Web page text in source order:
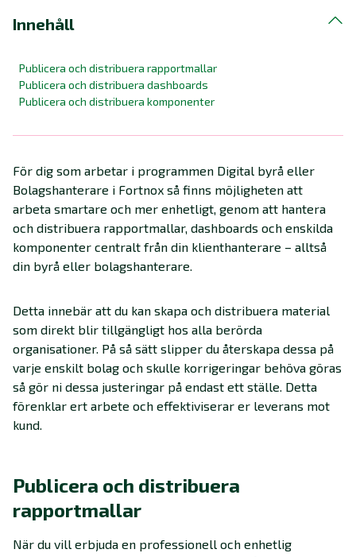
Innehåll
Publicera och distribuera rapportmallar
Publicera och distribuera dashboards
Publicera och distribuera komponenter
För dig som arbetar i programmen Digital byrå eller
Bolagshanterare i Fortnox så finns möjligheten att
arbeta smartare och mer enhetligt, genom att hantera
och distribuera rapportmallar, dashboards och enskilda
komponenter centralt från din klienthanterare – alltså
din byrå eller bolagshanterare.
Detta innebär att du kan skapa och distribuera material
som direkt blir tillgängligt hos alla berörda
organisationer. På så sätt slipper du återskapa dessa på
varje enskilt bolag och skulle korrigeringar behöva göras
så gör ni dessa justeringar på endast ett ställe. Detta
förenklar ert arbete och effektiviserar er leverans mot
kund.
Publicera och distribuera
rapportmallar
När du vill erbjuda en professionell och enhetlig